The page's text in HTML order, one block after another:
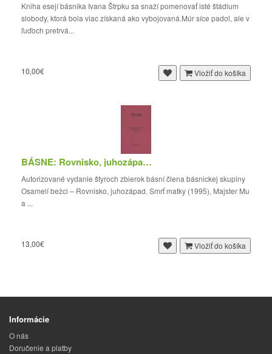
Kniha esejí básnika Ivana Štrpku sa snaží pomenovať isté štádium
slobody, ktorá bola viac získaná ako vybojovaná.Múr síce padol, ale v
ľuďoch pretrvá...
10,00€ Vložiť do košíka
BÁSNE: Rovnisko, juhozápad. Smrť matky / Majster...
Autorizované vydanie štyroch zbierok básní člena básnickej skupiny
Osamelí bežci – Rovnisko, juhozápad. Smrť matky (1995), Majster Mu
a ...
13,00€ Vložiť do košíka
Informácie
O nás
Doručenie a platby